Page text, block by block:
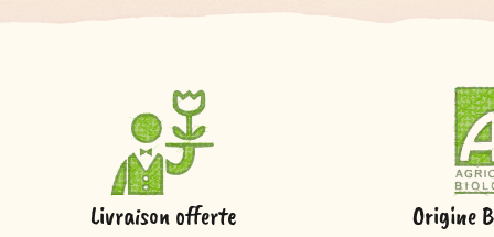
Livraison offerte Origine